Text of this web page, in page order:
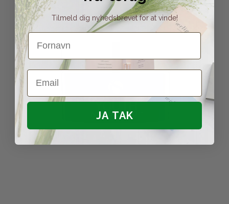
Tilmeld dig nyhedsbrevet for at vinde!
Fornavn
Email
JA TAK